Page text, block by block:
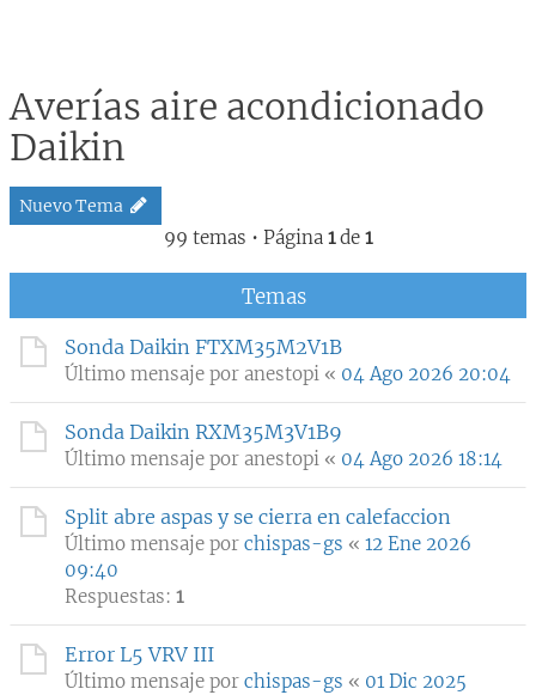
Averías aire acondicionado
Daikin
Nuevo Tema
99 temas • Página 1de 1
Temas
Sonda Daikin FTXM35M2V1B
Último mensaje por anestopi « 04 Ago 2026 20:04
Sonda Daikin RXM35M3V1B9
Último mensaje por anestopi « 04 Ago 2026 18:14
Split abre aspas y se cierra en calefaccion
Último mensaje por chispas-gs « 12 Ene 2026
09:40
Respuestas: 1
Error L5 VRV III
Último mensaje por chispas-gs « 01 Dic 2025